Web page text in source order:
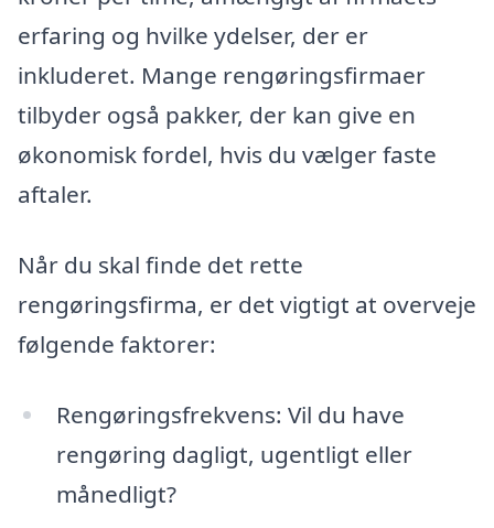
erfaring og hvilke ydelser, der er
inkluderet. Mange rengøringsfirmaer
tilbyder også pakker, der kan give en
økonomisk fordel, hvis du vælger faste
aftaler.
Når du skal finde det rette
rengøringsfirma, er det vigtigt at overveje
følgende faktorer:
Rengøringsfrekvens: Vil du have
rengøring dagligt, ugentligt eller
månedligt?